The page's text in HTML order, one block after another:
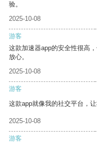
验。
2025-10-08
游客
这款加速器app的安全性很高
放心。
2025-10-08
游客
这款app就像我的社交平台，
2025-10-08
游客